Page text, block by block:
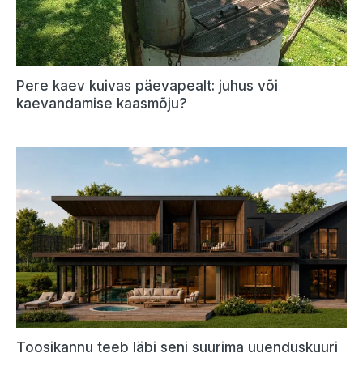
Pere kaev kuivas päevapealt: juhus või
kaevandamise kaasmõju?
Toosikannu teeb läbi seni suurima uuenduskuuri